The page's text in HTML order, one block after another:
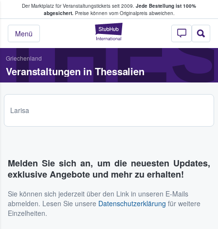
Der Marktplatz für Veranstaltungstickets seit 2009. Jede Bestellung ist 100%
abgesichert.Preise können vom Originalpreis abweichen.
StubHub - Wo
Menü
Tickets kaufen & verkaufen
Griechenland
Veranstaltungen in Thessalien
Larisa
Melden Sie sich an, um die neuesten Updates,
exklusive Angebote und mehr zu erhalten!
Sie können sich jederzeit über den Link in unseren E-Mails
abmelden. Lesen Sie unsere Datenschutzerklärung für weitere
Einzelheiten.